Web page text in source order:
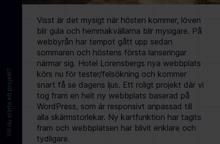
Vill du starta ett projekt?
Visst är det mysigt när hösten kommer, löven
blir gula och hemmakvällarna blir mysigare. På
webbyrån har tempot gått upp sedan
sommaren och höstens första lanseringar
närmar sig. Hotel Lorensbergs nya webbplats
körs nu för tester/felsökning och kommer
snart få se dagens ljus. Ett roligt projekt där vi
tog fram en helt ny webbplats baserad på
WordPress, som är responsivt anpassad till
alla skärmstorlekar. Ny kartfunktion har tagits
fram och webbplatsen har blivit enklare och
tydligare.